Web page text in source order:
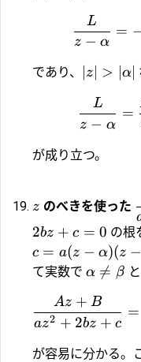
z − α
L
=
であり、 z > α∣
z − α
L
=
が成り立つ。
z のべきを使った
2bz + c = 0 の根
c = a(z − α)(z −
て実数で α 
= β
az2 + 2bz + c
Az + B
=
が容易に分かる。